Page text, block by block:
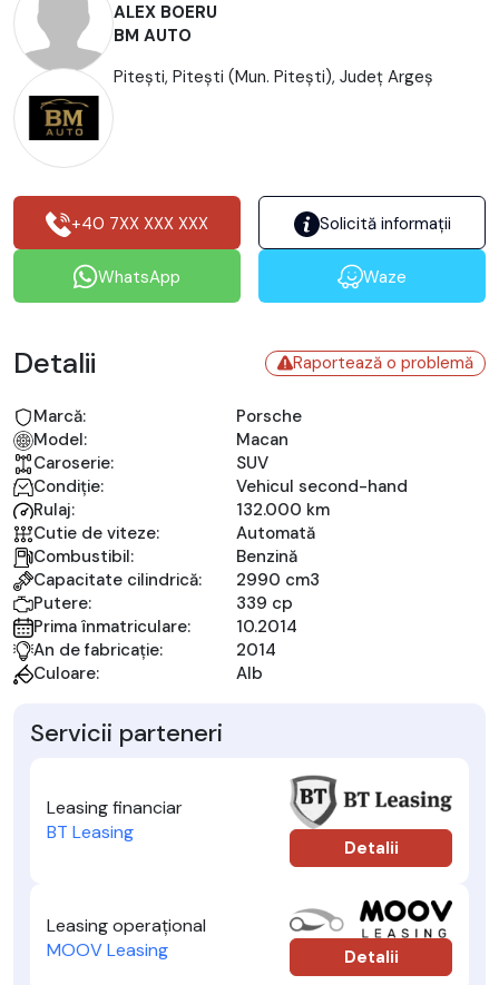
ALEX BOERU
BM AUTO
Pitești, Piteşti (Mun. Piteşti), Județ Argeş
+40 7XX XXX XXX Solicită informații
WhatsApp Waze
Detalii Raportează o problemă
Marcă:
Porsche
Model:
Macan
Caroserie:
SUV
Condiție:
Vehicul second-hand
Rulaj:
132.000 km
Cutie de viteze:
Automată
Combustibil:
Benzină
Capacitate cilindrică:
2990 cm3
Putere:
339 cp
Prima înmatriculare:
10.2014
An de fabricație:
2014
Culoare:
Alb
Servicii parteneri
Leasing financiar
BT Leasing
Detalii
Leasing operațional
MOOV Leasing
Detalii